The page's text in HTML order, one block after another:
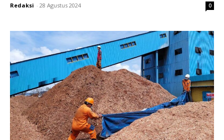
Redaksi - 28 Agustus 2024 0